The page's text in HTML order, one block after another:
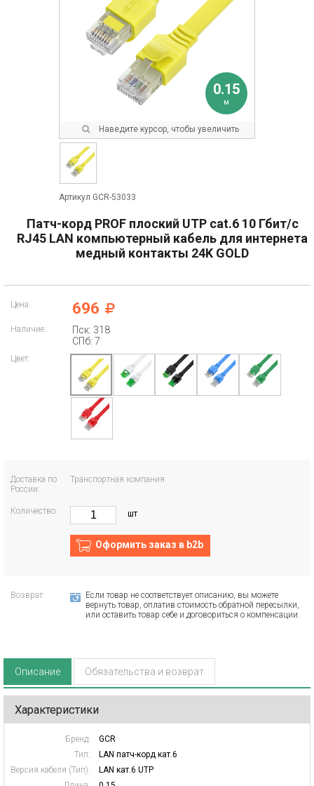
0.15
м
Наведите курсор, чтобы увеличить
Артикул GCR-53033
Патч-корд PROF плоский UTP cat.6 10 Гбит/с
RJ45 LAN компьютерный кабель для интернета
медный контакты 24K GOLD
Цена: 696
Наличие:
Пск: 318
СПб: 7
Цвет:
Доставка по
России:
Транспортная компания
Количество: шт
Оформить заказ в b2b
Возврат:
Если товар не соответствует описанию, вы можете
вернуть товар, оплатив стоимость обратной пересылки,
или оставить товар себе и договориться о компенсации.
Описание Обязательства и возврат
Характеристики
Бренд:
GCR
Тип:
LAN патч-корд кат.6
Версия кабеля (Тип):
LAN кат.6 UTP